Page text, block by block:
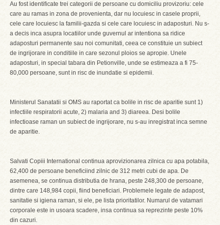
Au fost identificate trei categorii de persoane cu domiciliu provizoriu: cele
care au ramas in zona de provenienta, dar nu locuiesc in casele proprii,
cele care locuiesc la familii-gazda si cele care locuiesc in adaposturi. Nu s-
a decis inca asupra locatiilor unde guvernul ar intentiona sa ridice
adaposturi permanente sau noi comunitati, ceea ce constituie un subiect
de ingrijorare in conditiile in care sezonul ploios se apropie. Unele
adaposturi, in special tabara din Petionville, unde se estimeaza a fi 75-
80,000 persoane, sunt in risc de inundatie si epidemii.
Ministerul Sanatatii si OMS au raportat ca bolile in risc de aparitie sunt 1)
infectiile respiratorii acute, 2) malaria and 3) diareea. Desi bolile
infectioase raman un subiect de ingrijorare, nu s-au inregistrat inca semne
de aparitie.
Salvati Copiii International continua aprovizionarea zilnica cu apa potabila,
62,400 de persoane beneficiind zilnic de 312 metri cubi de apa. De
asemenea, se continua distributia de hrana, peste 248,300 de persoane,
dintre care 148,984 copii, fiind beneficiari. Problemele legate de adapost,
sanitatie si igiena raman, si ele, pe lista prioritatilor. Numarul de vatamari
corporale este in usoara scadere, insa continua sa reprezinte peste 10%
din cazuri.